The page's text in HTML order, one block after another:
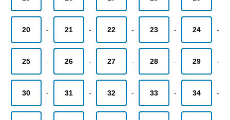
20 - 21 - 22 - 23 - 24 -
25 - 26 - 27 - 28 - 29 -
30 - 31 - 32 - 33 - 34 -